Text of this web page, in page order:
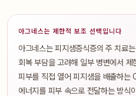
아그네스는 제한적 보조 선택입니다
아그네스는 피지샘증식증의 주 치료
회복 부담을 고려해 일부 병변에서 제
피부를 직접 열어 피지샘을 배출하는
에너지를 피부 속으로 전달하는 방식